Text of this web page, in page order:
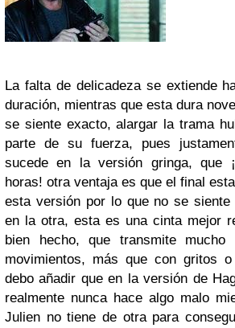
La falta de delicadeza se extiende
duración, mientras que esta dura
se siente exacto, alargar la trama
parte de su fuerza, pues
sucede en la versión gringa, que
horas! otra ventaja es que el final
esta versión por lo que no se siente
en la otra, esta es una cinta mejor
bien hecho, que transmite mucho
movimientos, más que con gritos o
debo añadir que en la versión de
realmente nunca hace algo malo
Julien no tiene de otra para